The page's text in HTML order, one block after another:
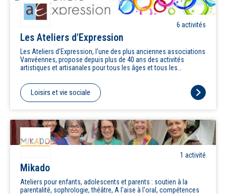
6 activités
Les Ateliers d'Expression
Les Ateliers d’Expression, l’une des plus anciennes associations
Vanvéennes, propose depuis plus de 40 ans des activités
artistiques et artisanales pour tous les âges et tous les
plutôt des activités personnelles guidées. Nos animateurs, tous
diplômés et professionnels, vous guident en s’adaptant à votre
niveau et à vos préférences. Que vous soyez débutant ou bien
Loisirs et vie sociale
1 activité
Mikado
Ateliers pour enfants, adolescents et parents : soutien à la
parentalité, sophrologie, théâtre, A l'aise à l'oral, compétences